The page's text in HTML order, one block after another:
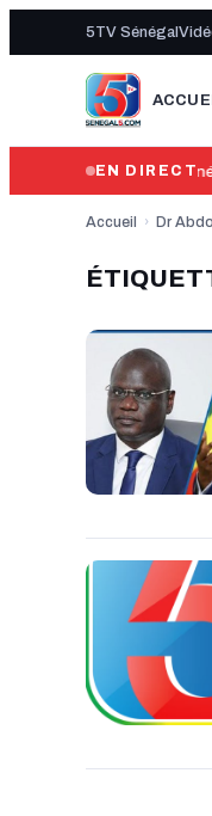
5TV Sénégal
EN DIRECT
21:06
Accueil › Dr